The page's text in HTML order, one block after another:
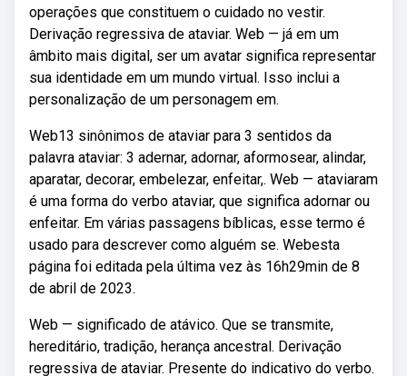
operações que constituem o cuidado no vestir.
Derivação regressiva de ataviar. Web — já em um
âmbito mais digital, ser um avatar significa representar
sua identidade em um mundo virtual. Isso inclui a
personalização de um personagem em.
Web13 sinônimos de ataviar para 3 sentidos da
palavra ataviar: 3 adernar, adornar, aformosear, alindar,
aparatar, decorar, embelezar, enfeitar,. Web — ataviaram
é uma forma do verbo ataviar, que significa adornar ou
enfeitar. Em várias passagens bíblicas, esse termo é
usado para descrever como alguém se. Webesta
página foi editada pela última vez às 16h29min de 8
de abril de 2023.
Web — significado de atávico. Que se transmite,
hereditário, tradição, herança ancestral. Derivação
regressiva de ataviar. Presente do indicativo do verbo.